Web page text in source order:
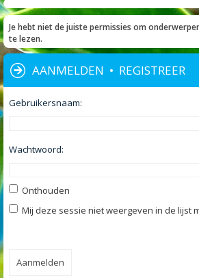
Je hebt niet de juiste permissies om
te lezen.
AANMELDEN • REGISTREER
Gebruikersnaam:
Wachtwoord:
Onthouden
Mij deze sessie niet weergeven in de lijst